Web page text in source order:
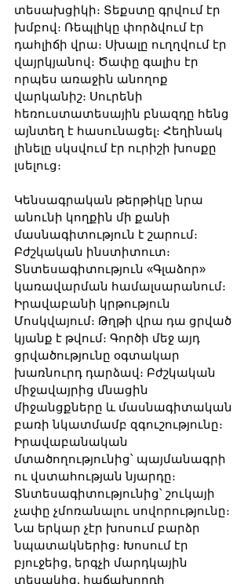
տեսախցիկի։ Տեքստը գրվում էր
խմբով։ Ռեպլիկը փորձվում էր
դահլիճի վրա։ Սխալը ուղղվում էր
վայրկյանով։ Ծափը գալիս էր
որպես առաջին անողոք
վարկանիշ։ Սուրենի
հեռուստատեսային բնազդը հենց
այնտեղ է հասունացել։ Հեղինակ
լինելը սկսվում էր ուրիշի խոսքը
լսելուց։
Կենսագրական թերթիկը նրա
անունի կողքին մի քանի
մասնագիտություն է շարում։
Բժշկական ինստիտուտ։
Տնտեսագիտություն «Գլաձոր»
կառավարման համալսարանում։
Իրավաբանի կրթություն
Մոսկվայում։ Թղթի վրա դա ցրված
կյանք է թվում։ Գործի մեջ այդ
ցրվածությունը օգտակար
խառնուրդ դարձավ։ Բժշկական
միջավայրից մնացին
միջանցքները և մասնագիտական
բառի նկատմամբ զգուշությունը։
Իրավաբանական
մտածողությունից՝ պայմանագրի
ու վստահության նյարդը։
Տնտեսագիտությունից՝ շուկայի
չափը չմոռանալու սովորությունը։
Նա երկար չէր խոսում բարձր
նպատակներից։ Խոսում էր
բյուջեից, երգչի մարդկային
տեսակից, հաճախորդի